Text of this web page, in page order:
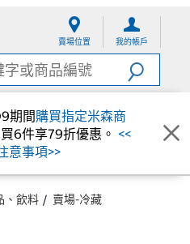
賣場位置 我的帳戶
期間購買指定米森商
6件享79折優惠。 <<
意事項>>
、飲料 賣場-冷藏